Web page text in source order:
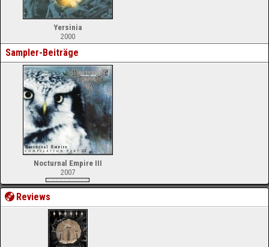
Yersinia
2000
Sampler-Beiträge
Nocturnal Empire III
2007
Reviews